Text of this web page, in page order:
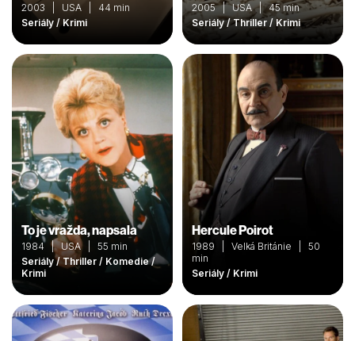
2003 | USA | 44 min
Seriály / Krimi
2005 | USA | 45 min
Seriály / Thriller / Krimi
To je vražda, napsala
1984 | USA | 55 min
Seriály / Thriller / Komedie /
Krimi
Hercule Poirot
1989 | Velká Británie | 50
min
Seriály / Krimi